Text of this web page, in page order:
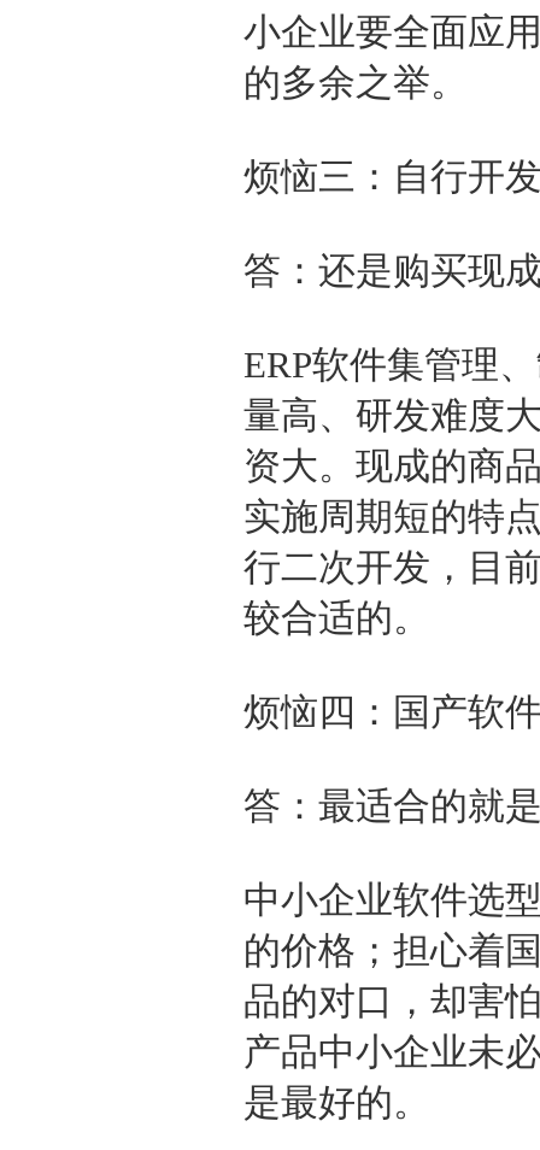
小企业要全面应
的多余之举。
烦恼三：自行开
答：还是购买现
ERP软件集管理
量高、研发难度
资大。现成的商
实施周期短的特
行二次开发，目
较合适的。
烦恼四：国产软
答：最适合的就
中小企业软件选
的价格；担心着
品的对口，却害
产品中小企业未
是最好的。